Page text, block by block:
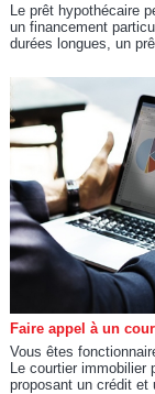
Le prêt hypothécaire
un financement
durées longues, un
Faire appel à un
Vous êtes
Le courtier
proposant un crédit et